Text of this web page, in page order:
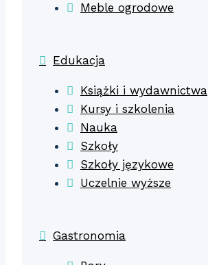
Meble ogrodowe
Edukacja
Książki i wydawnictwa
Kursy i szkolenia
Nauka
Szkoły
Szkoły językowe
Uczelnie wyższe
Gastronomia